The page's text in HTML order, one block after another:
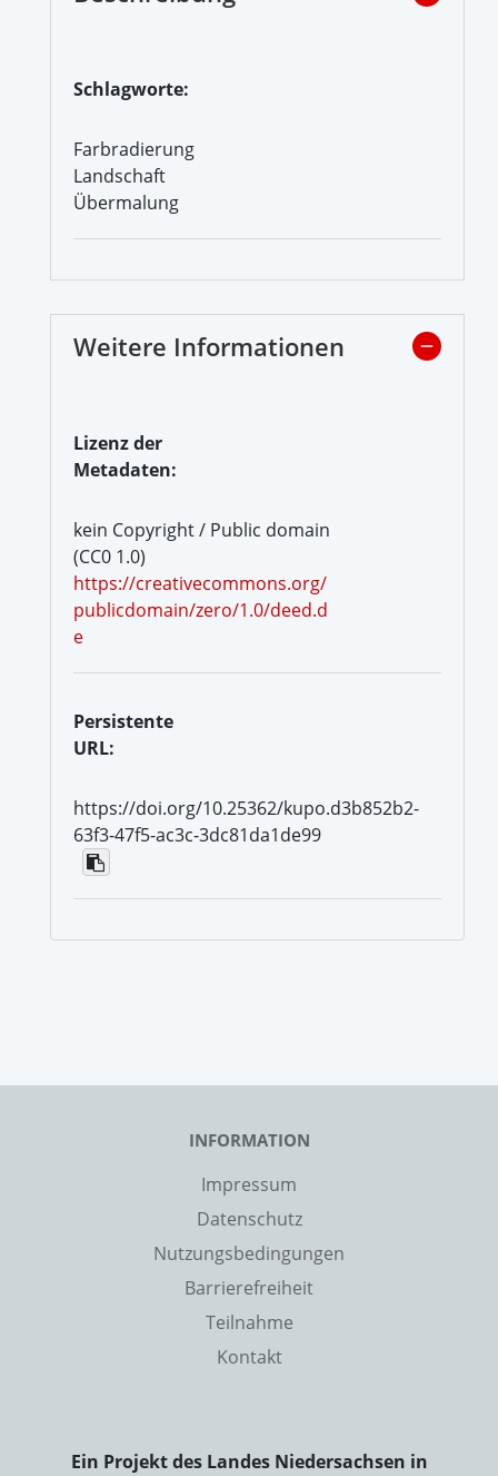
Schlagworte:
Farbradierung
Landschaft
Übermalung
Weitere Informationen
Lizenz der
Metadaten:
kein Copyright / Public domain
(CC0 1.0)
https://creativecommons.org/
publicdomain/zero/1.0/deed.d
e
Persistente
URL:
https://doi.org/10.25362/kupo.d3b852b2-
63f3-47f5-ac3c-3dc81da1de99
INFORMATION
Impressum
Datenschutz
Nutzungsbedingungen
Barrierefreiheit
Teilnahme
Kontakt
Ein Projekt des Landes Niedersachsen in